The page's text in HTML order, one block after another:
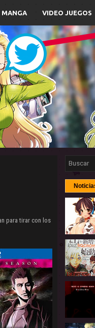
MANGA VIDEO JUEGOS
para tirar con los